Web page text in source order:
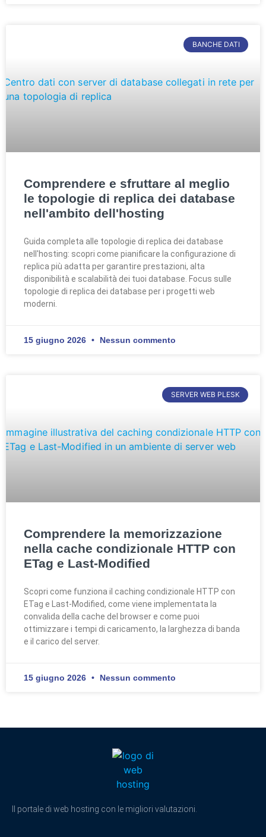
BANCHE DATI
Comprendere e sfruttare al meglio
le topologie di replica dei database
nell'ambito dell'hosting
Guida completa alle topologie di replica dei database
nell'hosting: scopri come pianificare la configurazione di
replica più adatta per garantire prestazioni, alta
disponibilità e scalabilità dei tuoi database. Focus sulle
topologie di replica dei database per i progetti web
moderni.
15 giugno 2026 Nessun commento
SERVER WEB PLESK
Comprendere la memorizzazione
nella cache condizionale HTTP con
ETag e Last-Modified
Scopri come funziona il caching condizionale HTTP con
ETag e Last-Modified, come viene implementata la
convalida della cache del browser e come puoi
ottimizzare i tempi di caricamento, la larghezza di banda
e il carico del server.
15 giugno 2026 Nessun commento
Il portale di web hosting con le migliori valutazioni.